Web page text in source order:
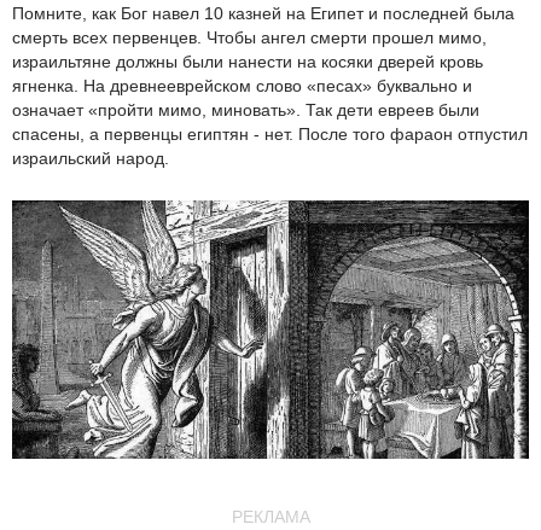
Помните, как Бог навел 10 казней на Египет и последней была
смерть всех первенцев. Чтобы ангел смерти прошел мимо,
израильтяне должны были нанести на косяки дверей кровь
ягненка. На древнееврейском слово «песах» буквально и
означает «пройти мимо, миновать». Так дети евреев были
спасены, а первенцы египтян - нет. После того фараон отпустил
израильский народ.
РЕКЛАМА